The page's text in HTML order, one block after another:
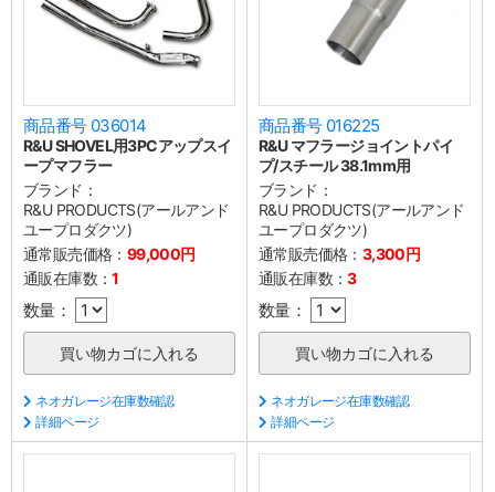
商品番号 036014
R&U SHOVEL用3PCアップスイ
ープマフラー
ブランド：
R&U PRODUCTS(アールアンド
ユープロダクツ)
通常販売価格： 99,000円
通販在庫数：1
数量：
ネオガレージ在庫数確認
詳細ページ
商品番号 016225
R&U マフラージョイントパイ
プ/スチール 38.1mm用
ブランド：
R&U PRODUCTS(アールアンド
ユープロダクツ)
通常販売価格： 3,300円
通販在庫数：3
数量：
ネオガレージ在庫数確認
詳細ページ